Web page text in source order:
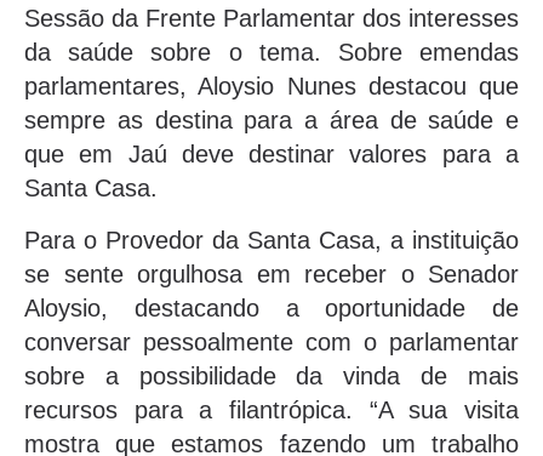
Sessão da Frente Parlamentar dos interesses
da saúde sobre o tema. Sobre emendas
parlamentares, Aloysio Nunes destacou que
sempre as destina para a área de saúde e
que em Jaú deve destinar valores para a
Santa Casa.
Para o Provedor da Santa Casa, a instituição
se sente orgulhosa em receber o Senador
Aloysio, destacando a oportunidade de
conversar pessoalmente com o parlamentar
sobre a possibilidade da vinda de mais
recursos para a filantrópica. “A sua visita
mostra que estamos fazendo um trabalho